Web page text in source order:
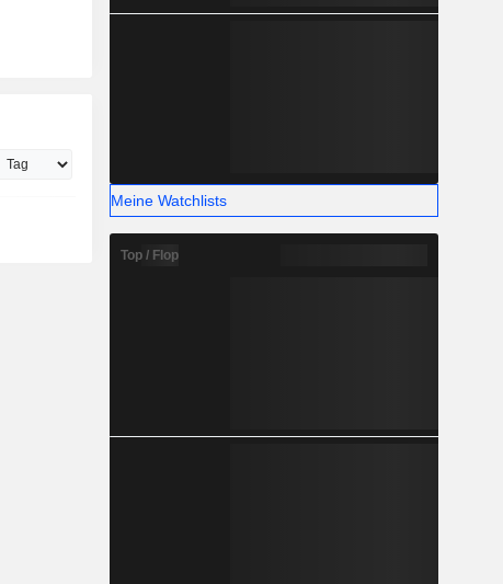
Meine Watchlists
Top / Flop